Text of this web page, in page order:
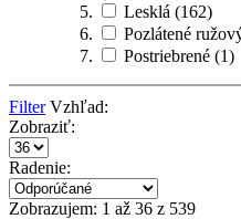
Lesklá (162)
Pozlátené
Postriebrené (1)
Filter Vzhľad:
Zobraziť:
Radenie:
Zobrazujem: 1 až 36 z 539